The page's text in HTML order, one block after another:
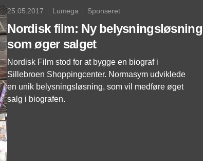
25.05.2017 Lumega Sponseret
Nordisk film: Ny belysningsløsning
som øger salget
Nordisk Film stod for at bygge en biograf i
Sillebroen Shoppingcenter. Normasym udviklede
en unik belysningsløsning, som vil medføre øget
salg i biografen.